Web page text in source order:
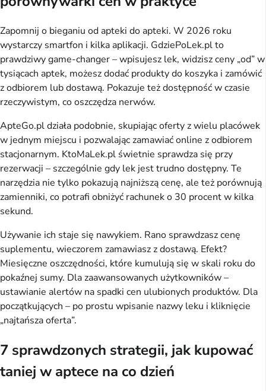
Zapomnij o bieganiu od apteki do apteki. W 2026 roku
wystarczy smartfon i kilka aplikacji. GdziePoLek.pl to
prawdziwy game-changer – wpisujesz lek, widzisz ceny „od” w
tysiącach aptek, możesz dodać produkty do koszyka i zamówić
z odbiorem lub dostawą. Pokazuje też dostępność w czasie
rzeczywistym, co oszczędza nerwów.
ApteGo.pl działa podobnie, skupiając oferty z wielu placówek
w jednym miejscu i pozwalając zamawiać online z odbiorem
stacjonarnym. KtoMaLek.pl świetnie sprawdza się przy
rezerwacji – szczególnie gdy lek jest trudno dostępny. Te
narzędzia nie tylko pokazują najniższą cenę, ale też porównują
zamienniki, co potrafi obniżyć rachunek o 30 procent w kilka
sekund.
Używanie ich staje się nawykiem. Rano sprawdzasz cenę
suplementu, wieczorem zamawiasz z dostawą. Efekt?
Miesięczne oszczędności, które kumulują się w skali roku do
pokaźnej sumy. Dla zaawansowanych użytkowników –
ustawianie alertów na spadki cen ulubionych produktów. Dla
początkujących – po prostu wpisanie nazwy leku i kliknięcie
„najtańsza oferta”.
7 sprawdzonych strategii, jak kupować
taniej w aptece na co dzień